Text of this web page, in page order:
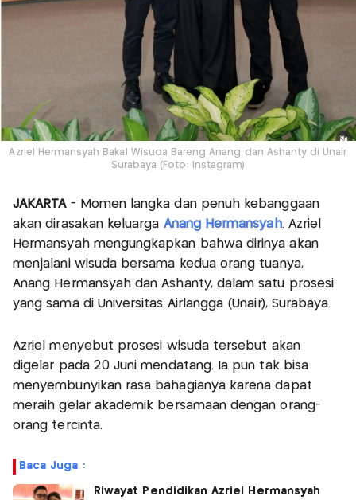
Azriel Hermansyah Bakal Wisuda Bareng Anang dan Ashanty di Unair
Surabaya (Foto: Instagram)
JAKARTA- Momen langka dan penuh kebanggaan
akan dirasakan keluarga Anang Hermansyah. Azriel
Hermansyah mengungkapkan bahwa dirinya akan
menjalani wisuda bersama kedua orang tuanya,
Anang Hermansyah dan Ashanty, dalam satu prosesi
yang sama di Universitas Airlangga (Unair), Surabaya.
Azriel menyebut prosesi wisuda tersebut akan
digelar pada 20 Juni mendatang. Ia pun tak bisa
menyembunyikan rasa bahagianya karena dapat
meraih gelar akademik bersamaan dengan orang-
orang tercinta.
Baca Juga :
Riwayat Pendidikan Azriel Hermansyah